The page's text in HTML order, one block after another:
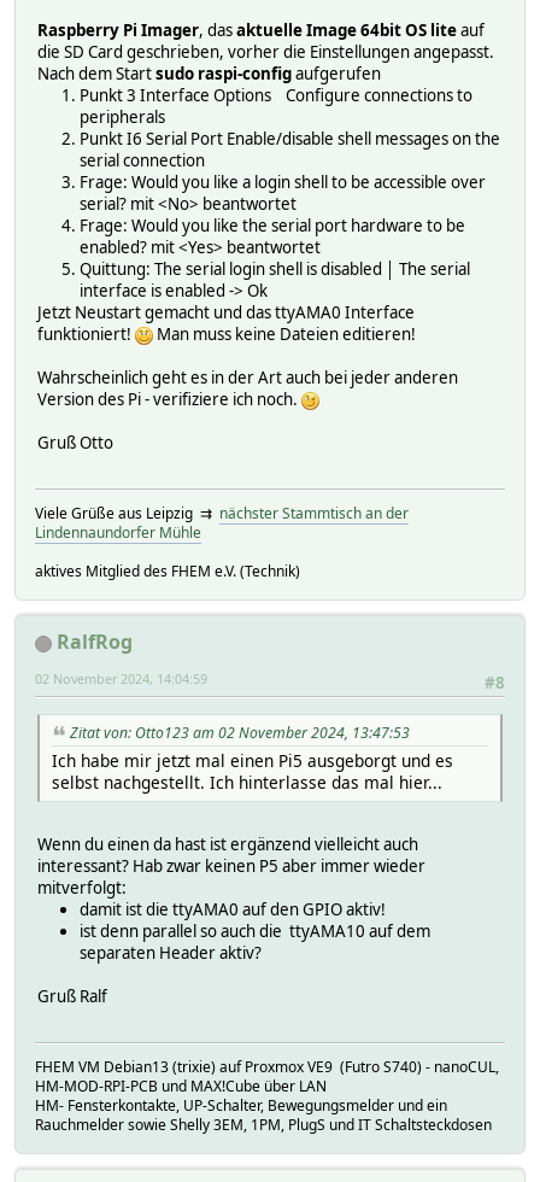
Raspberry Pi Imager, dasaktuelle Image 64bit OS liteauf
die SD Card geschrieben, vorher die Einstellungen angepasst.
Nach dem Startsudo raspi-configaufgerufen
Punkt 3 Interface Options Configure connections to
peripherals
Punkt I6 Serial Port Enable/disable shell messages on the
serial connection
Frage: Would you like a login shell to be accessible over
serial? mit <No> beantwortet
Frage: Would you like the serial port hardware to be
enabled? mit <Yes> beantwortet
Quittung: The serial login shell is disabled │ The serial
interface is enabled -> Ok
Jetzt Neustart gemacht und das ttyAMA0 Interface
funktioniert!
Man muss keine Dateien editieren!
Wahrscheinlich geht es in der Art auch bei jeder anderen
Version des Pi - verifiziere ich noch.
Gruß Otto
Viele Grüße aus Leipzig ⇉ nächster Stammtisch an der
Lindennaundorfer Mühle
aktives Mitglied des FHEM e.V. (Technik)
RalfRog
#8
02 November 2024, 14:04:59
Zitat von: Otto123 am 02 November 2024, 13:47:53
Ich habe mir jetzt mal einen Pi5 ausgeborgt und es
selbst nachgestellt. Ich hinterlasse das mal hier...
Wenn du einen da hast ist ergänzend vielleicht auch
interessant? Hab zwar keinen P5 aber immer wieder
mitverfolgt:
damit ist die ttyAMA0 auf den GPIO aktiv!
ist denn parallel so auch die ttyAMA10 auf dem
separaten Header aktiv?
Gruß Ralf
FHEM VM Debian13 (trixie) auf Proxmox VE9 (Futro S740) - nanoCUL,
HM-MOD-RPI-PCB und MAX!Cube über LAN
HM- Fensterkontakte, UP-Schalter, Bewegungsmelder und ein
Rauchmelder sowie Shelly 3EM, 1PM, PlugS und IT Schaltsteckdosen